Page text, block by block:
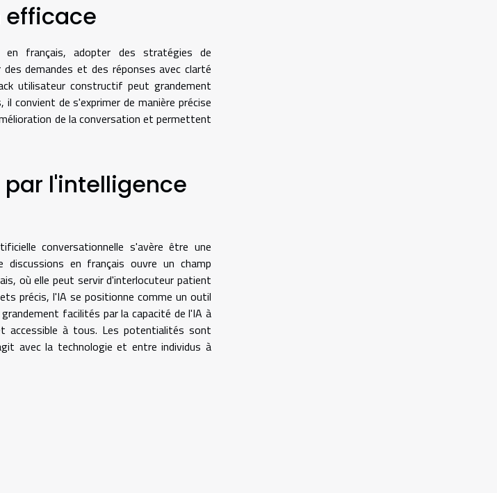
efficace
en français, adopter des stratégies de
demandes et des réponses avec clarté
utilisateur constructif peut grandement
convient de s'exprimer de manière précise
de la conversation et permettent
l'intelligence
conversationnelle s'avère être une
en français ouvre un champ
où elle peut servir d'interlocuteur patient
précis, l'IA se positionne comme un outil
facilités par la capacité de l'IA à
accessible à tous. Les potentialités sont
avec la technologie et entre individus à